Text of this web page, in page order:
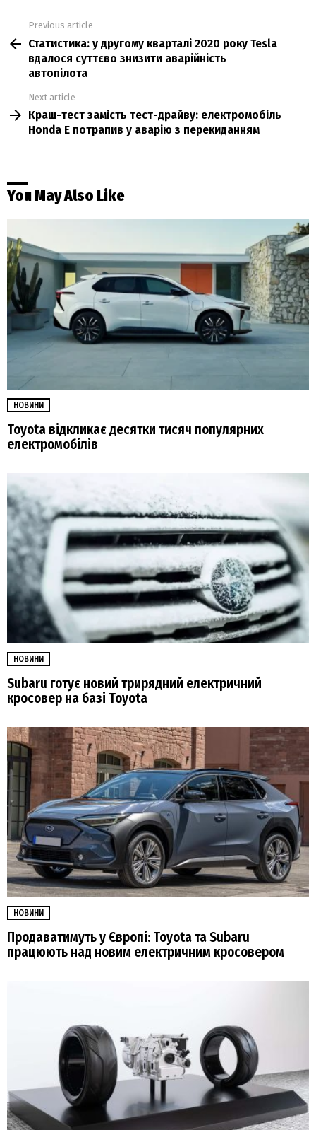
more
Previous article
Статистика: у другому кварталі 2020 року Tesla
вдалося суттєво знизити аварійність
автопілота
Next article
Краш-тест замість тест-драйву: електромобіль
Honda E потрапив у аварію з перекиданням
You May Also Like
НОВИНИ
Toyota відкликає десятки тисяч популярних
електромобілів
НОВИНИ
Subaru готує новий трирядний електричний
кросовер на базі Toyota
НОВИНИ
Продаватимуть у Європі: Toyota та Subaru
працюють над новим електричним кросовером